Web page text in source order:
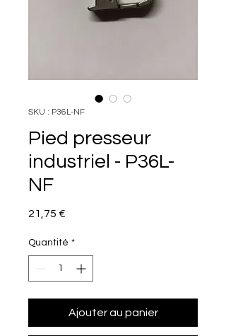
SKU : P36L-NF
Pied presseur
industriel - P36L-
NF
21,75 €
Quantité *
Ajouter au panier